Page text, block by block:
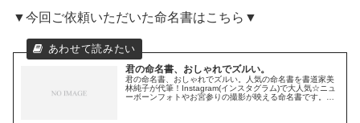
▼今回ご依頼いただいた命名書はこちら▼
君の命名書、おしゃれでズルい。
君の命名書、おしゃれでズルい。人気の命名書を書道家美
林純子が代筆！Instagram(インスタグラム)で大人気☆ニュ
ーボーンフォトやお宮参りの撮影が映える命名書です。赤